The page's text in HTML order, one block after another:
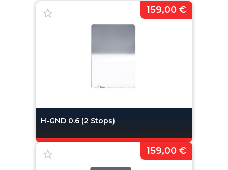
H-GND 0.6 (2 Stops)
159,00 €
159,00 €